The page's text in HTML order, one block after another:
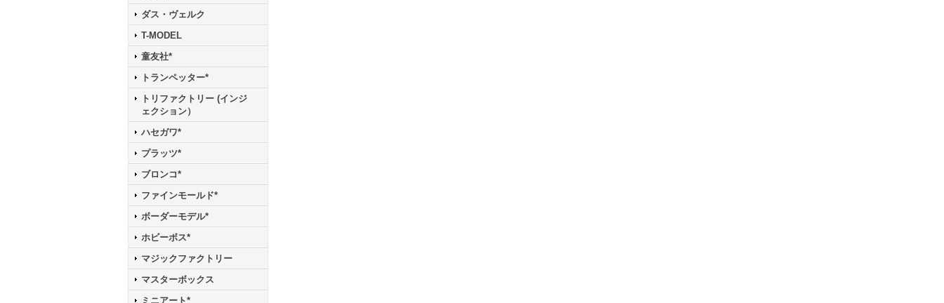
ダス・ヴェルク
T-MODEL
童友社*
トランペッター*
トリファクトリー (インジ
ェクション）
ハセガワ*
プラッツ*
ブロンコ*
ファインモールド*
ボーダーモデル*
ホビーボス*
マジックファクトリー
マスターボックス
ミニアート*